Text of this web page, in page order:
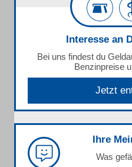
Interesse an
Bei uns findest du
Benzinpreise
Jetzt
Ihre
Was